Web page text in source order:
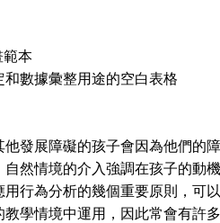
本
數據彙整用途的空白表格
他發展障礙的孩子會因為他們的
自然情境的介入強調在孩子的動
行為分析的幾個重要原則，可
學情境中運用，因此常會有許